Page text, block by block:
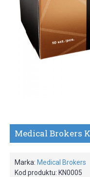
Medical Brokers
Marka: Medical Brokers
Kod produktu: KN0005